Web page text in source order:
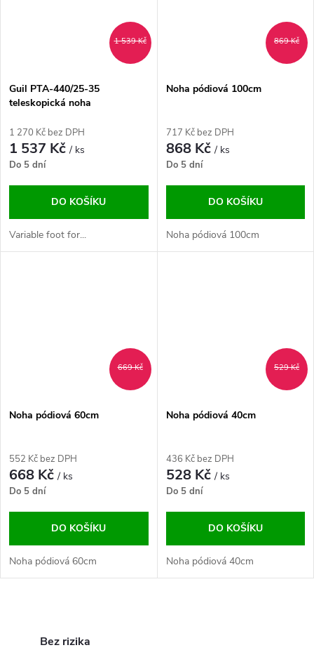
1 539 Kč
Guil PTA-440/25-35
teleskopická noha
1 270 Kč bez DPH
1 537 Kč/ ks
Do 5 dní
DO KOŠÍKU
Variable foot for...
869 Kč
Noha pódiová 100cm
717 Kč bez DPH
868 Kč/ ks
Do 5 dní
DO KOŠÍKU
Noha pódiová 100cm
669 Kč
Noha pódiová 60cm
552 Kč bez DPH
668 Kč/ ks
Do 5 dní
DO KOŠÍKU
Noha pódiová 60cm
529 Kč
Noha pódiová 40cm
436 Kč bez DPH
528 Kč/ ks
Do 5 dní
DO KOŠÍKU
Noha pódiová 40cm
Bez rizika